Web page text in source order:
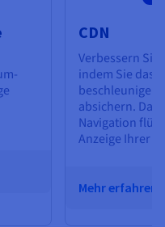
CDN
Verbessern Sie
indem Sie das
beschleunigen
absichern. Das
Navigation
Anzeige Ihrer
Mehr erfahren